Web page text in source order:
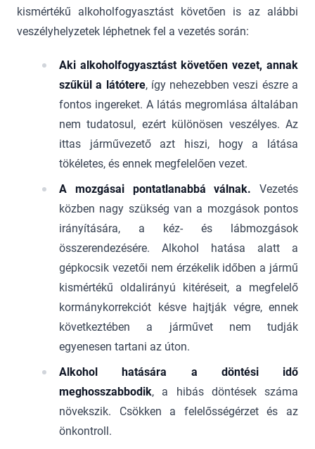
kismértékű alkoholfogyasztást követően is az alábbi
veszélyhelyzetek léphetnek fel a vezetés során:
Aki alkoholfogyasztást követően vezet, annak
szűkül a látótere, így nehezebben veszi észre a
fontos ingereket. A látás megromlása általában
nem tudatosul, ezért különösen veszélyes. Az
ittas járművezető azt hiszi, hogy a látása
tökéletes, és ennek megfelelően vezet.
A mozgásai pontatlanabbá válnak. Vezetés
közben nagy szükség van a mozgások pontos
irányítására, a kéz- és lábmozgások
összerendezésére. Alkohol hatása alatt a
gépkocsik vezetői nem érzékelik időben a jármű
kismértékű oldalirányú kitéréseit, a megfelelő
kormánykorrekciót késve hajtják végre, ennek
következtében a járművet nem tudják
egyenesen tartani az úton.
Alkohol hatására a döntési idő
meghosszabbodik, a hibás döntések száma
növekszik. Csökken a felelősségérzet és az
önkontroll.